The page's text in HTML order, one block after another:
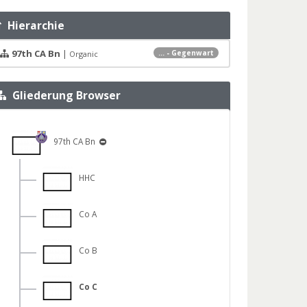
Hierarchie
... - Gegenwart
97th CA Bn | Organic
Gliederung Browser
97th CA Bn
HHC
Co A
Co B
Co C